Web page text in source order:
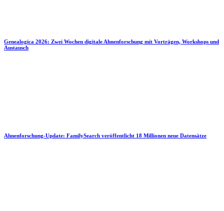
Genealogica 2026: Zwei Wochen digitale Ahnenforschung mit Vorträgen, Workshops und
Austausch
Ahnenforschung-Update: FamilySearch veröffentlicht 18 Millionen neue Datensätze